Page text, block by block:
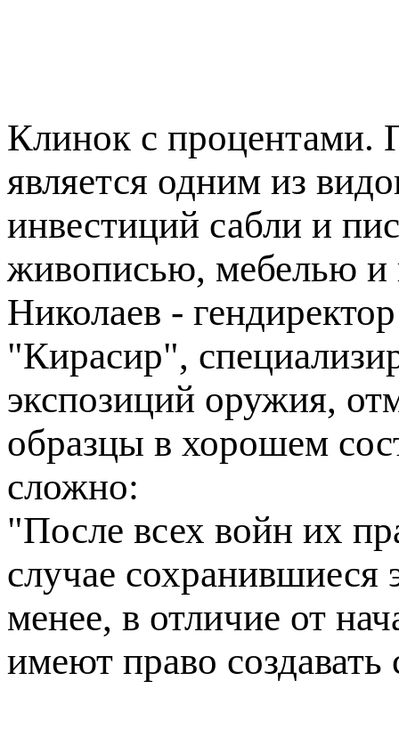
Клинок с процентами.
является одним из
инвестиций сабли и
живописью, мебелью и
Николаев -
"Кирасир",
экспозиций оружия,
образцы в хорошем
сложно:
"После всех войн их
случае сохранившиеся
менее, в отличие от
имеют право